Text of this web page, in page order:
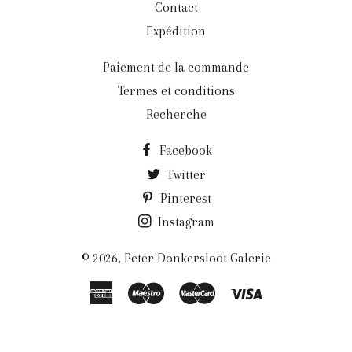
Contact
Expédition
Paiement de la commande
Termes et conditions
Recherche
Facebook
Twitter
Pinterest
Instagram
© 2026, Peter Donkersloot Galerie
American Maestro Master